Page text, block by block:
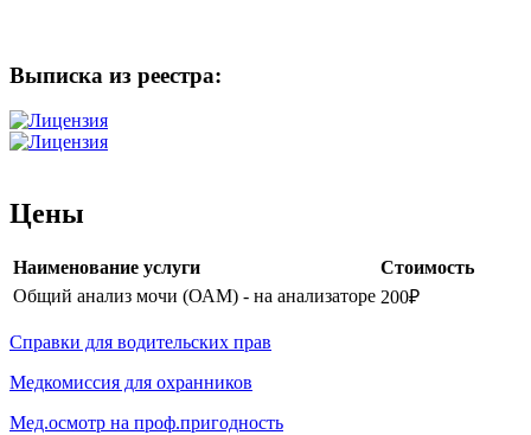
Выписка из реестра:
Цены
Наименование услуги
Стоимость
Общий анализ мочи (ОАМ) - на анализаторе 200₽
Справки для водительских прав
Медкомиссия для охранников
Мед.осмотр на проф.пригодность